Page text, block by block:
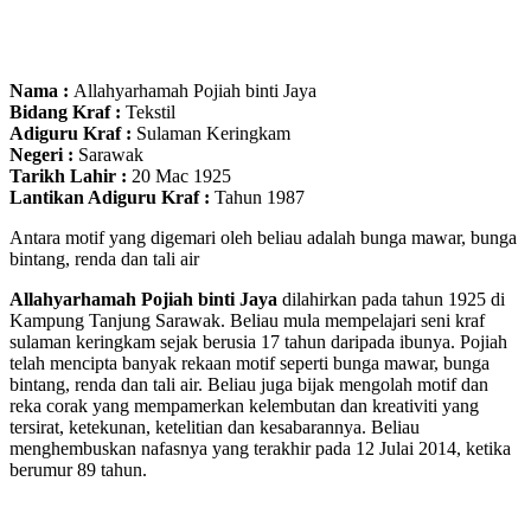
Nama : Allahyarhamah Pojiah binti Jaya
Bidang Kraf : Tekstil
Adiguru Kraf : Sulaman Keringkam
Negeri : Sarawak
Tarikh Lahir : 20 Mac 1925
Lantikan Adiguru Kraf : Tahun 1987
Antara motif yang digemari oleh beliau adalah bunga mawar, bunga
bintang, renda dan tali air
Allahyarhamah Pojiah binti Jaya dilahirkan pada tahun 1925 di
Kampung Tanjung Sarawak. Beliau mula mempelajari seni kraf
sulaman keringkam sejak berusia 17 tahun daripada ibunya. Pojiah
telah mencipta banyak rekaan motif seperti bunga mawar, bunga
bintang, renda dan tali air. Beliau juga bijak mengolah motif dan
reka corak yang mempamerkan kelembutan dan kreativiti yang
tersirat, ketekunan, ketelitian dan kesabarannya. Beliau
menghembuskan nafasnya yang terakhir pada 12 Julai 2014, ketika
berumur 89 tahun.